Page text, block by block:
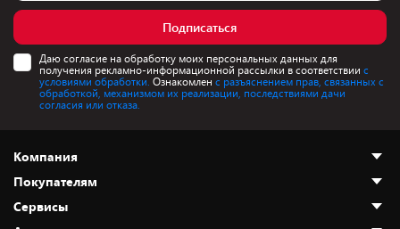
Подписаться
Даю согласие на обработку моих персональных данных для
получения рекламно-информационной рассылки в соответствии с
условиями обработки. Ознакомлен с разъяснением прав, связанных с
обработкой, механизмом их реализации, последствиями дачи
согласия или отказа.
Компания
О нас
Адреса магазинов
Покупателям
Как сделать заказ
Сервисы